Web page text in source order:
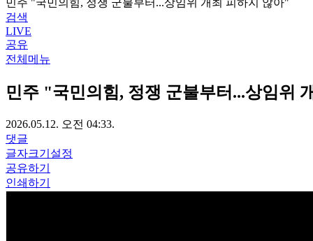
검색
LIVE
공유
전체메뉴
민주 "국민의힘, 정쟁 군불부터...상임위
2026.05.12. 오전 04:33.
댓글
글자크기설정
공유하기
인쇄하기